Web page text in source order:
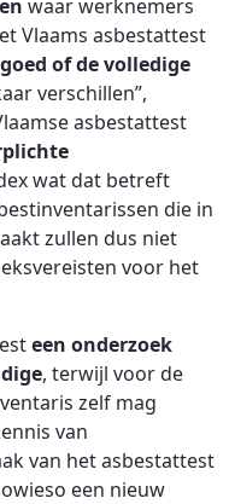
waar werknemers
Vlaams asbestattest
of de volledige
verschillen”,
asbestattest
wat dat betreft
die in
zullen dus niet
voor het
een onderzoek
, terwijl voor de
zelf mag
van
van het asbestattest
een nieuw